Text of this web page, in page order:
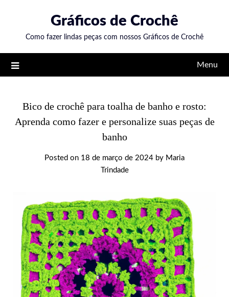
content
Gráficos de Crochê
Como fazer lindas peças com nossos Gráficos de Crochê
Menu
Bico de crochê para toalha de banho e rosto:
Aprenda como fazer e personalize suas peças de
banho
Posted on 18 de março de 2024 by Maria
Trindade